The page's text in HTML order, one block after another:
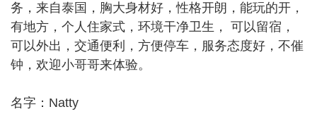
务，来自泰国，胸大身材好，性格开朗，能玩的开，
有地方，个人住家式，环境干净卫生， 可以留宿，
可以外出，交通便利，方便停车，服务态度好，不催
钟，欢迎小哥哥来体验。
名字：Natty